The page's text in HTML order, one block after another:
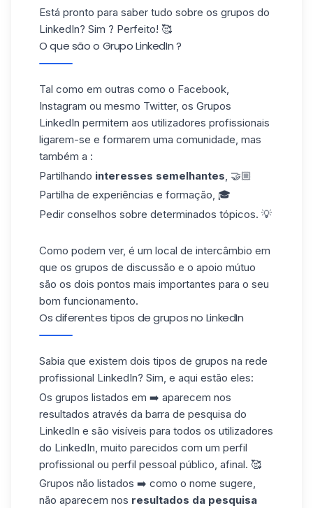
Está pronto para saber tudo sobre os grupos do
LinkedIn? Sim ? Perfeito! 🥰
O que são o Grupo LinkedIn ?
Tal como em outras como o Facebook,
Instagram ou mesmo Twitter, os Grupos
LinkedIn permitem aos utilizadores profissionais
ligarem-se e formarem uma comunidade, mas
também a :
Partilhando interesses semelhantes , 🤝🏼
Partilha de experiências e formação, 🎓
Pedir conselhos sobre determinados tópicos. 💡
Como podem ver, é um local de intercâmbio em
que os grupos de discussão e o apoio mútuo
são os dois pontos mais importantes para o seu
bom funcionamento.
Os diferentes tipos de grupos no LinkedIn
Sabia que existem dois tipos de grupos na rede
profissional LinkedIn? Sim, e aqui estão eles:
Os grupos listados em ➡️ aparecem nos
resultados através da barra de pesquisa do
LinkedIn e são visíveis para todos os utilizadores
do LinkedIn, muito parecidos com um perfil
profissional ou perfil pessoal público, afinal. 🥰
Grupos não listados ➡️ como o nome sugere,
não aparecem nos resultados da pesquisa